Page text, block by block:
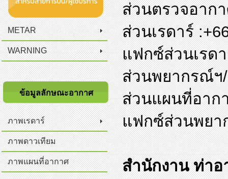
METAR
WARNING
ข้อมูลลักษณะอากาศ
ภาพเรดาร์
ภาพดาวเทียม
ภาพแผนที่อากาศ
ส่วนตรวจอาก
ส่วนเรดาร์
แฟกซ์ส่วนเรดา
ส่วนพยากรณ์ฯ/
ส่วนแผนที่อาก
แฟกซ์ส่วนพยา
สำนักงาน ท่าอ